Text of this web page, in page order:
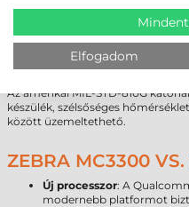
kijelző panelje között légrés
igénybevétel esetén is ép marad.
nélkül kibír, kisebb, 1 méteres
különösebb megrázkódtatás
javult, immáron az IP64
Az amerikai MIL-STD-810G
készülék, szélsőséges
között üzemeltethető.
ZEBRA MC3300
Új processzor: A
modernebb platformot
Elfogadom